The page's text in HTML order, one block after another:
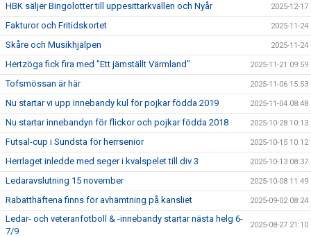
HBK säljer Bingolotter till uppesittarkvällen och Nyår 2025-12-17
Fakturor och Fritidskortet 2025-11-24
Skåre och Musikhjälpen 2025-11-24
Hertzöga fick fira med "Ett jämställt Värmland" 2025-11-21 09:59
Tofsmössan är här 2025-11-06 15:53
Nu startar vi upp innebandy kul för pojkar födda 2019 2025-11-04 08:48
Nu startar innebandyn för flickor och pojkar födda 2018 2025-10-28 10:13
Futsal-cup i Sundsta för herrsenior 2025-10-15 10:12
Herrlaget inledde med seger i kvalspelet till div 3 2025-10-13 08:37
Ledaravslutning 15 november 2025-10-08 11:49
Rabatthäftena finns för avhämtning på kansliet 2025-09-02 08:24
Ledar- och veteranfotboll & -innebandy startar nästa helg 6-
7/9
2025-08-27 21:10